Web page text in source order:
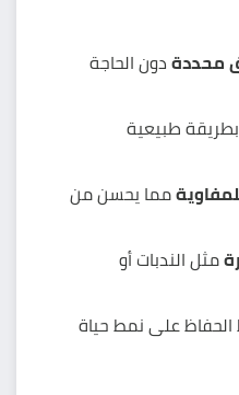
محددةدون الحاجة
بطريقة طبيعية
مما يحسن من
مثل الندبات أو
على نمط حياة